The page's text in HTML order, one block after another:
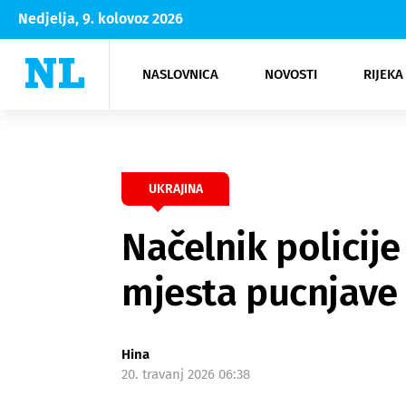
Nedjelja, 9. kolovoz 2026
NASLOVNICA NOVOSTI
Rijeka Opatija
NK
Moda
Kultura
UKRAJINA
Načelnik
mjesta
Hina
20. travanj 2026 06:38